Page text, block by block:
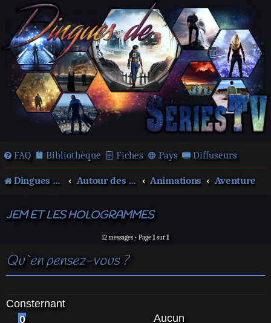
FAQ Bibliothèque Fiches Pays Diffuseurs
Dingues de séries télé ! Autour des films et séries Animations Aventure
JEM ET LES HOLOGRAMMES
12 messages • Page1sur1
Qu`en pensez-vous ?
Consternant
0
Aucun